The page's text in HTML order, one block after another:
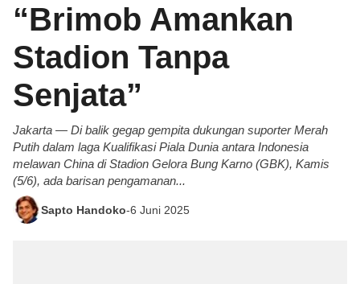
“Brimob Amankan
Stadion Tanpa
Senjata”
Jakarta — Di balik gegap gempita dukungan suporter Merah
Putih dalam laga Kualifikasi Piala Dunia antara Indonesia
melawan China di Stadion Gelora Bung Karno (GBK), Kamis
(5/6), ada barisan pengamanan...
Sapto Handoko-6 Juni 2025